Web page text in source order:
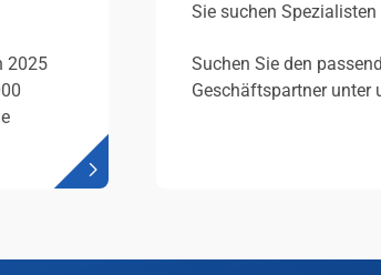
2025
Sie suchen Spezialisten
Suchen Sie den
Geschäftspartner unter